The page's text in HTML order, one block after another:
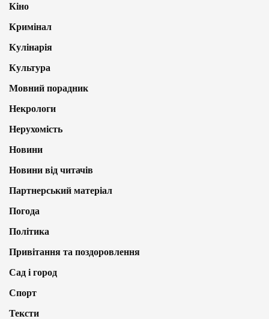
Кіно
Кримінал
Кулінарія
Культура
Мовний порадник
Некрологи
Нерухомість
Новини
Новини від читачів
Партнерський матеріал
Погода
Політика
Привітання та поздоровлення
Сад і город
Спорт
Тексти